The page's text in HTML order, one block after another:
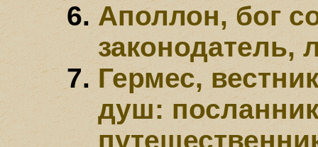
Аполлон, бог
Гермес,
душ: